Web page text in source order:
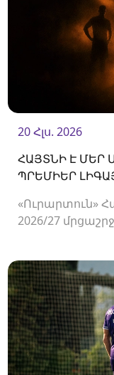
20 Հլս. 2026
ՀԱՅՏՆԻ Է ՄԵՐ
ՊՐԵՄԻԵՐ
«Ուրարտուն»
2026/27